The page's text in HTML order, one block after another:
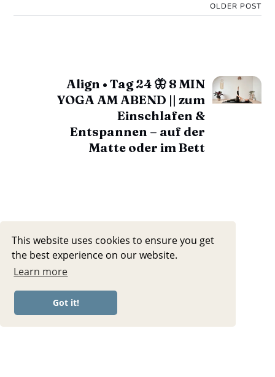
This website uses cookies to ensure you get
the best experience on our website.
Learn more
Got it!
OLDER POST
Align • Tag 24 🦋 8 MIN
YOGA AM ABEND || zum
Einschlafen &
Entspannen – auf der
Matte oder im Bett